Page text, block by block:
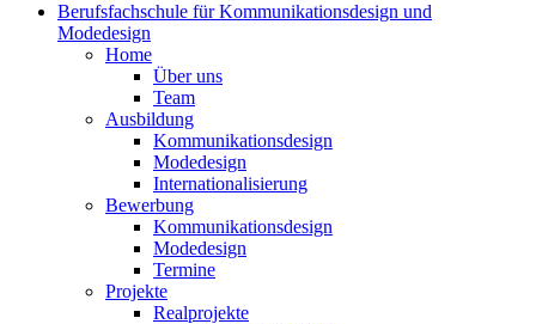
Berufsfachschule für Kommunikationsdesign und
Modedesign
Home
Über uns
Team
Ausbildung
Kommunikationsdesign
Modedesign
Internationalisierung
Bewerbung
Kommunikationsdesign
Modedesign
Termine
Projekte
Realprojekte